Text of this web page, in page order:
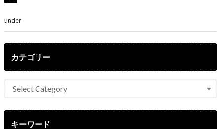
under
カテゴリー
キーワード